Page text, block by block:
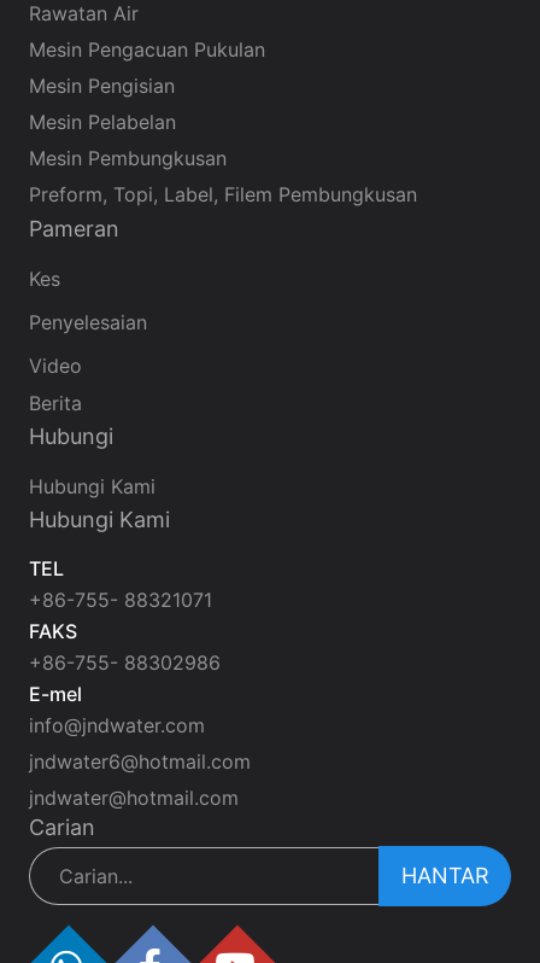
Rawatan Air
Mesin Pengacuan Pukulan
Mesin Pengisian
Mesin Pelabelan
Mesin Pembungkusan
Preform, Topi, Label, Filem Pembungkusan
Pameran
Kes
Penyelesaian
Video
Berita
Hubungi
Hubungi Kami
Hubungi Kami
TEL
+86-755- 88321071
FAKS
+86-755- 88302986
E-mel
info@jndwater.com
jndwater6@hotmail.com
jndwater@hotmail.com
Carian
HANTAR